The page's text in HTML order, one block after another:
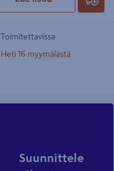
Toimitettavissa
Heti 16 myymälästä
Suunnittele